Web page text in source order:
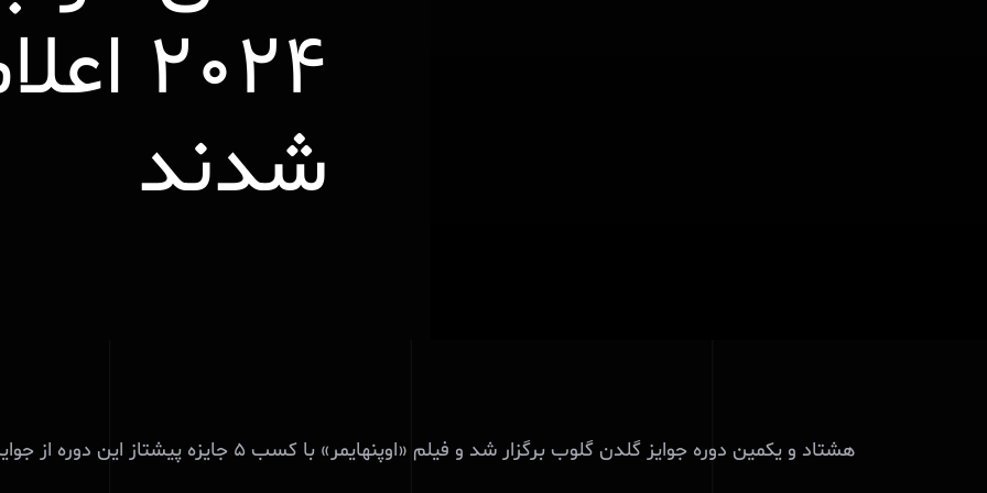
۲۰۲۴
شدند
هشتاد و یکمین دوره جوایز گلدن گلوب برگزار شد و فیلم «اوپنهایمر» با کسب ۵ جایزه پیشتاز این دوره از جوایز گلدن گلوب بود.